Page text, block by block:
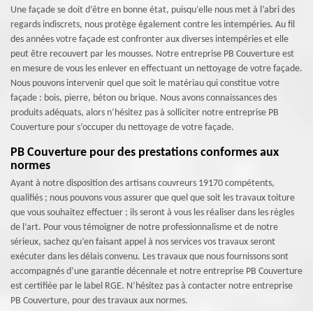
Une façade se doit d’être en bonne état, puisqu’elle nous met à l’abri des
regards indiscrets, nous protège également contre les intempéries. Au fil
des années votre façade est confronter aux diverses intempéries et elle
peut être recouvert par les mousses. Notre entreprise PB Couverture est
en mesure de vous les enlever en effectuant un nettoyage de votre façade.
Nous pouvons intervenir quel que soit le matériau qui constitue votre
façade : bois, pierre, béton ou brique. Nous avons connaissances des
produits adéquats, alors n’hésitez pas à solliciter notre entreprise PB
Couverture pour s’occuper du nettoyage de votre façade.
PB Couverture pour des prestations conformes aux
normes
Ayant à notre disposition des artisans couvreurs 19170 compétents,
qualifiés ; nous pouvons vous assurer que quel que soit les travaux toiture
que vous souhaitez effectuer ; ils seront à vous les réaliser dans les règles
de l’art. Pour vous témoigner de notre professionnalisme et de notre
sérieux, sachez qu’en faisant appel à nos services vos travaux seront
exécuter dans les délais convenu. Les travaux que nous fournissons sont
accompagnés d’une garantie décennale et notre entreprise PB Couverture
est certifiée par le label RGE. N’hésitez pas à contacter notre entreprise
PB Couverture, pour des travaux aux normes.